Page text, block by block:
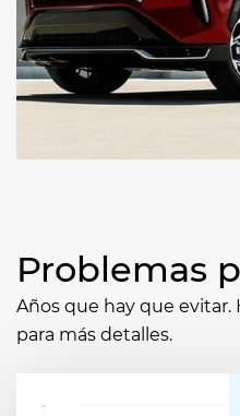
Problemas
Años que hay que evitar.
para más detalles.